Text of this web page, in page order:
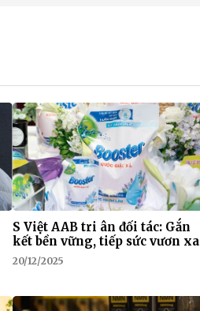
S Việt AAB tri ân đối tác: Gắn
kết bền vững, tiếp sức vươn xa
20/12/2025